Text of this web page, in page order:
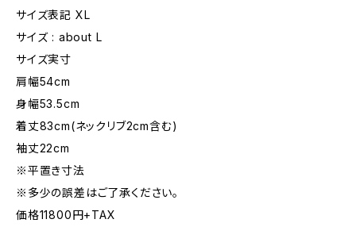
サイズ表記 XL
サイズ : about L
サイズ実寸
肩幅54cm
身幅53.5cm
着丈83cm(ネックリブ2cm含む)
袖丈22cm
※平置き寸法
※多少の誤差はご了承ください。
価格11800円+TAX